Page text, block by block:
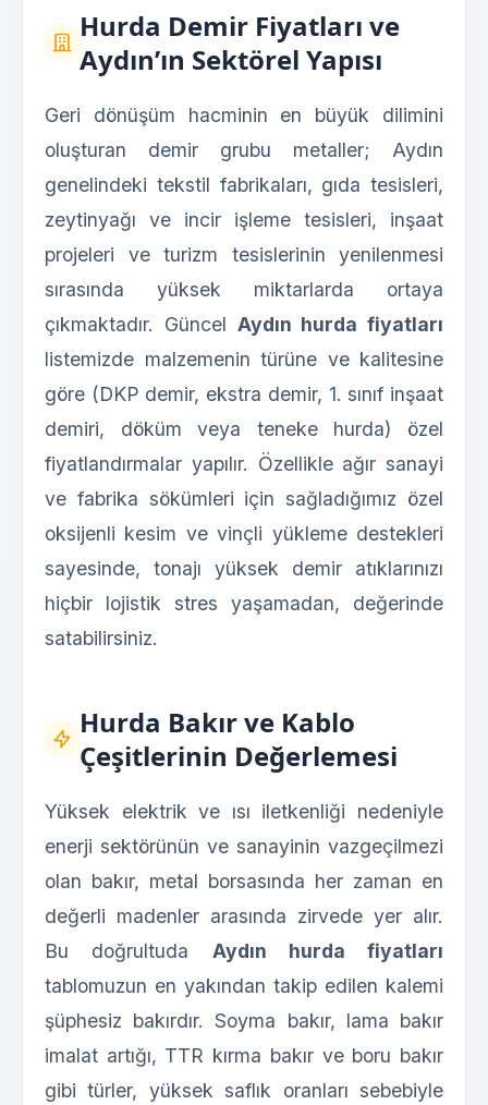
Hurda Demir Fiyatları ve
Aydın’ın Sektörel Yapısı
Geri dönüşüm hacminin en büyük dilimini
oluşturan demir grubu metaller; Aydın
genelindeki tekstil fabrikaları, gıda tesisleri,
zeytinyağı ve incir işleme tesisleri, inşaat
projeleri ve turizm tesislerinin yenilenmesi
sırasında yüksek miktarlarda ortaya
çıkmaktadır. Güncel Aydın hurda fiyatları
listemizde malzemenin türüne ve kalitesine
göre (DKP demir, ekstra demir, 1. sınıf inşaat
demiri, döküm veya teneke hurda) özel
fiyatlandırmalar yapılır. Özellikle ağır sanayi
ve fabrika sökümleri için sağladığımız özel
oksijenli kesim ve vinçli yükleme destekleri
sayesinde, tonajı yüksek demir atıklarınızı
hiçbir lojistik stres yaşamadan, değerinde
satabilirsiniz.
Hurda Bakır ve Kablo
Çeşitlerinin Değerlemesi
Yüksek elektrik ve ısı iletkenliği nedeniyle
enerji sektörünün ve sanayinin vazgeçilmezi
olan bakır, metal borsasında her zaman en
değerli madenler arasında zirvede yer alır.
Bu doğrultuda Aydın hurda fiyatları
tablomuzun en yakından takip edilen kalemi
şüphesiz bakırdır. Soyma bakır, lama bakır
imalat artığı, TTR kırma bakır ve boru bakır
gibi türler, yüksek saflık oranları sebebiyle